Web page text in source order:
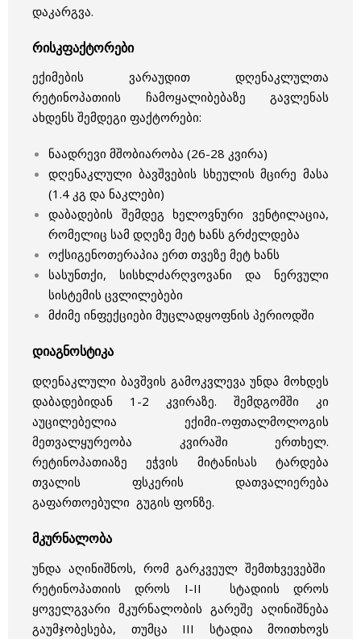
დაკარგვა.
რისკფაქტორები
ექიმების ვარაუდით დღენაკლულთა
რეტინოპათიის ჩამოყალიბებაზე გავლენას
ახდენს შემდეგი ფაქტორები:
ნაადრევი მშობიარობა (26-28 კვირა)
დღენაკლული ბავშვების სხეულის მცირე მასა
(1.4 კგ და ნაკლები)
დაბადების შემდეგ ხელოვნური ვენტილაცია,
რომელიც სამ დღეზე მეტ ხანს გრძელდება
ოქსიგენოთერაპია ერთ თვეზე მეტ ხანს
სასუნთქი, სისხლძარღვოვანი და ნერვული
სისტემის ცვლილებები
მძიმე ინფექციები მუცლადყოფნის პერიოდში
დიაგნოსტიკა
დღენაკლული ბავშვის გამოკვლევა უნდა მოხდეს
დაბადებიდან 1-2 კვირაზე. შემდგომში კი
აუცილებელია ექიმი-ოფთალმოლოგის
მეთვალყურეობა კვირაში ერთხელ.
რეტინოპათიაზე ეჭვის მიტანისას ტარდება
თვალის ფსკერის დათვალიერება
გაფართოებული გუგის ფონზე.
მკურნალობა
უნდა აღინიშნოს, რომ გარკვეულ შემთხვევებში
რეტინოპათიის დროს I-II სტადიის დროს
ყოველგვარი მკურნალობის გარეშე აღინიშნება
გაუმჯობესება, თუმცა III სტადია მოითხოვს